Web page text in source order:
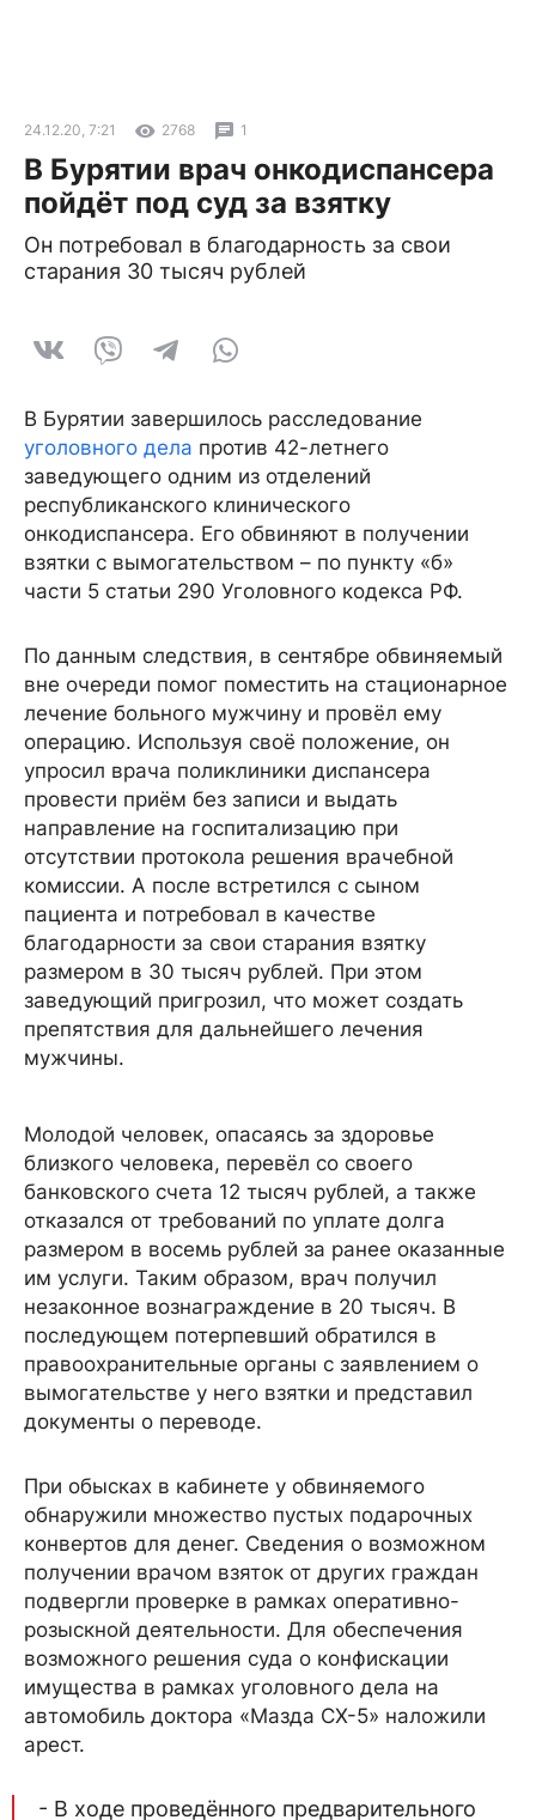
24.12.20, 7:21 2768 1
В Бурятии врач онкодиспансера
пойдёт под суд за взятку
Он потребовал в благодарность за свои
старания 30 тысяч рублей
В Бурятии завершилось расследование
уголовного дела против 42-летнего
заведующего одним из отделений
республиканского клинического
онкодиспансера. Его обвиняют в получении
взятки с вымогательством – по пункту «б»
части 5 статьи 290 Уголовного кодекса РФ.
По данным следствия, в сентябре обвиняемый
вне очереди помог поместить на стационарное
лечение больного мужчину и провёл ему
операцию. Используя своё положение, он
упросил врача поликлиники диспансера
провести приём без записи и выдать
направление на госпитализацию при
отсутствии протокола решения врачебной
комиссии. А после встретился с сыном
пациента и потребовал в качестве
благодарности за свои старания взятку
размером в 30 тысяч рублей. При этом
заведующий пригрозил, что может создать
препятствия для дальнейшего лечения
мужчины.
Молодой человек, опасаясь за здоровье
близкого человека, перевёл со своего
банковского счета 12 тысяч рублей, а также
отказался от требований по уплате долга
размером в восемь рублей за ранее оказанные
им услуги. Таким образом, врач получил
незаконное вознаграждение в 20 тысяч. В
последующем потерпевший обратился в
правоохранительные органы с заявлением о
вымогательстве у него взятки и представил
документы о переводе.
При обысках в кабинете у обвиняемого
обнаружили множество пустых подарочных
конвертов для денег. Сведения о возможном
получении врачом взяток от других граждан
подвергли проверке в рамках оперативно-
розыскной деятельности. Для обеспечения
возможного решения суда о конфискации
имущества в рамках уголовного дела на
автомобиль доктора «Мазда CX-5» наложили
арест.
- В ходе проведённого предварительного